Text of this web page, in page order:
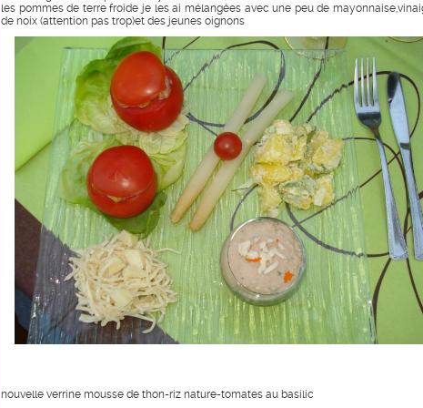
les pommes de terre froide je les ai mélangées avec une peu de
de noix (attention pas trop)et des jeunes oignons
nouvelle verrine mousse de thon-riz nature-tomates au basilic